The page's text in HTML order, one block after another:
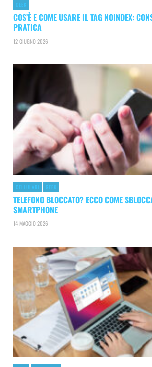
GEEK
COS’È E COME USARE IL TAG NOINDEX:
PRATICA
12 GIUGNO 2026
CELLULARI GEEK
TELEFONO BLOCCATO? ECCO COME
SMARTPHONE
14 MAGGIO 2026